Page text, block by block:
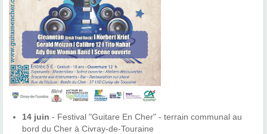
14 juin - Festival "Guitare En Cher" - terrain communal au
bord du Cher à Civray-de-Touraine